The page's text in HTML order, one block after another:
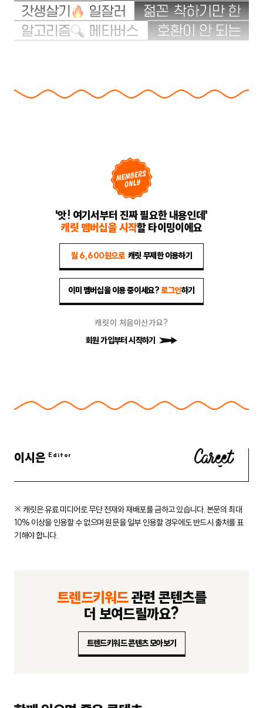
'앗! 여기서부터 진짜 필요한 내용인데'
캐릿 멤버십을 시작할 타이밍이에요
월 6,600원으로 캐릿 무제한 이용하기
이미 멤버십을 이용 중이세요?로그인하기
캐릿이 처음이신가요?
회원 가입부터 시작하기
이시은
※ 캐릿은 유료 미디어로 무단 전재와 재배포를 금하고 있습니다. 본문의 최대
10% 이상을 인용할 수 없으며 원문을 일부 인용할 경우에도반드시 출처를 표
기해야 합니다.
트렌드키워드관련 콘텐츠를
더 보여드릴까요?
트렌드키워드 콘텐츠 모아보기